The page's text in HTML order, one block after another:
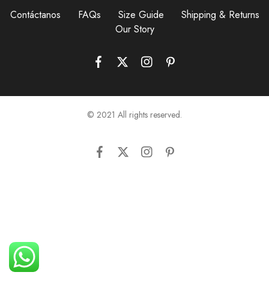
Contáctanos FAQs Size Guide
Shipping & Returns
Our Story
© 2021 All rights reserved.